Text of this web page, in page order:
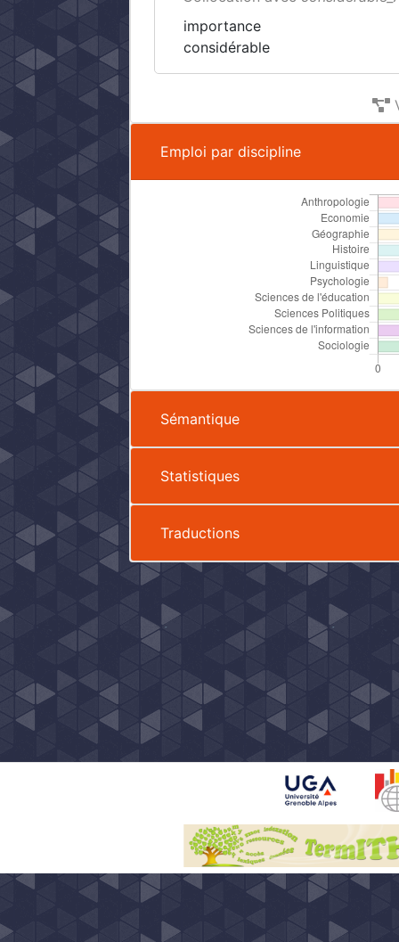
importance
considérable
Emploi par discipline
Sémantique
Statistiques
Traductions